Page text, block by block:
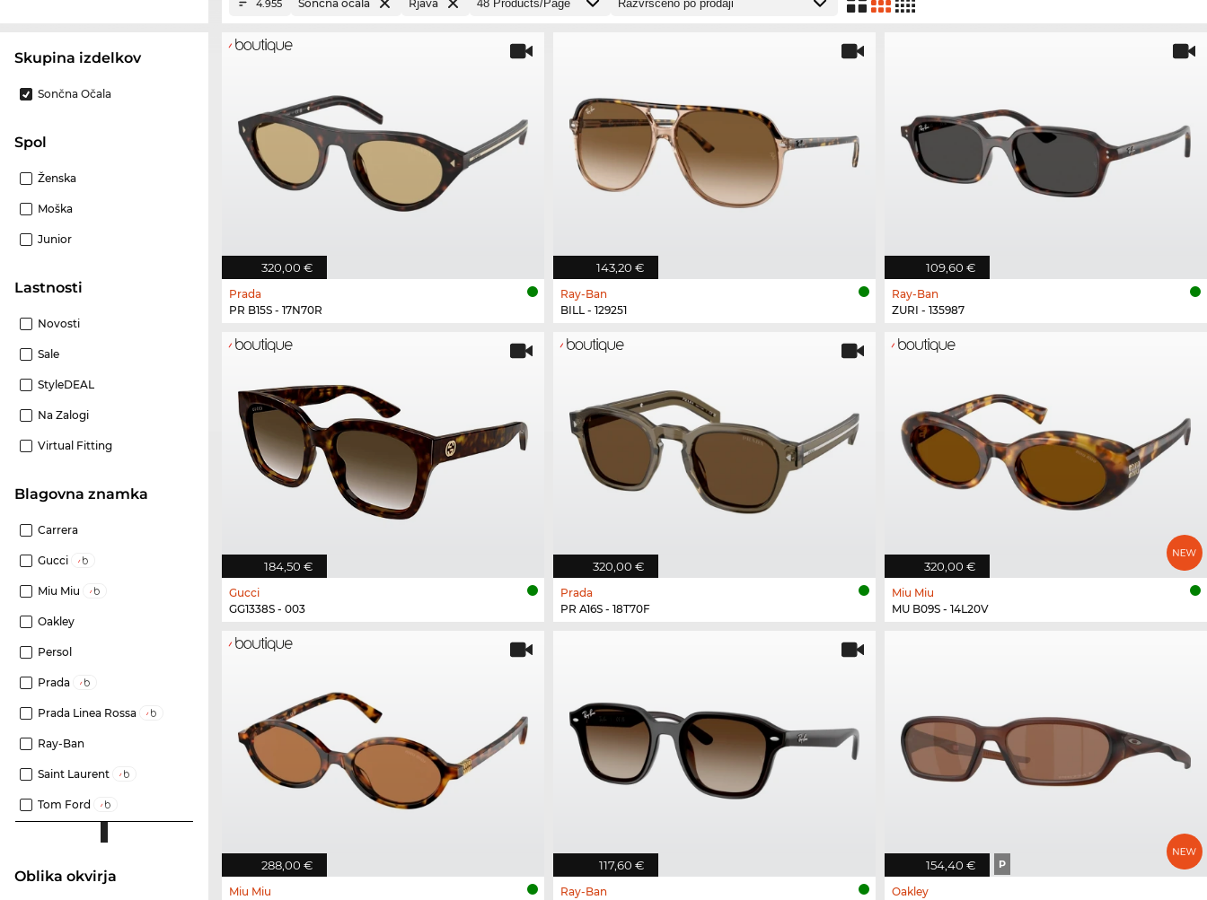
Skupina izdelkov
Sončna Očala
Spol
Ženska
Moška
Junior
Lastnosti
Novosti
Sale
StyleDEAL
Na Zalogi
Virtual Fitting
Blagovna znamka
Carrera
Gucci
Miu Miu
Oakley
Persol
Prada
Prada Linea Rossa
Ray-Ban
Saint Laurent
Tom Ford
Oblika okvirja
4.955 Sončna očala Rjava
320,00 €
Prada
PR B15S - 17N70R
143,20 €
Ray-Ban
BILL - 129251
109,60 €
Ray-Ban
ZURI - 135987
184,50 €
Gucci
GG1338S - 003
320,00 €
Prada
PR A16S - 18T70F
320,00 €
Miu Miu
MU B09S - 14L20V
288,00 €
Miu Miu
117,60 €
Ray-Ban
154,40 € P
Oakley